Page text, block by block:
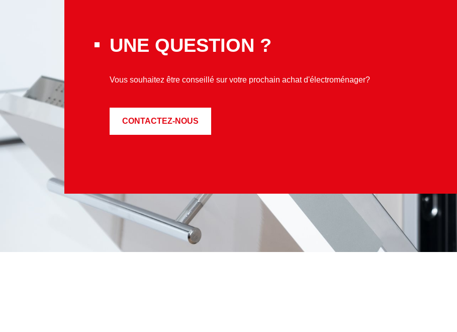
UNE QUESTION ?
Vous souhaitez être conseillé sur votre prochain achat d'électroménager?
CONTACTEZ-NOUS